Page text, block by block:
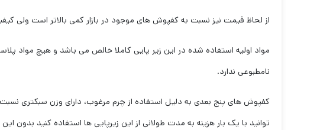
از لحاظ قیمت نیز نسبت به کفپوش های موجود در بازار کمی بالاتر است ولی
مواد اولیه استفاده شده در این زیر پایی کاملا خالص می باشد و هیچ مواد
نامطبوعی ندارد.
کفپوش های پنج بعدی به دلیل استفاده از چرم مرغوب، دارای وزن سبکتری
توانید با یک بار هزینه به مدت طولانی از این زیرپایی ها استفاده کنید بدون